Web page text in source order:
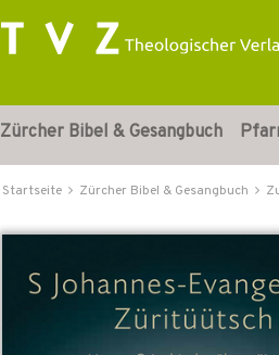
Zürcher Bibel & Gesangbuch
Startseite Zürcher Bibel & Gesangbuch